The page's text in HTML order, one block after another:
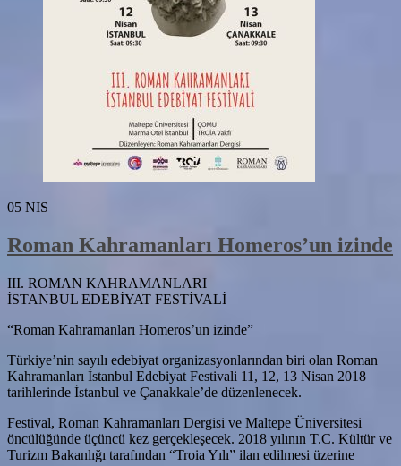
05 NIS
Roman Kahramanları Homeros’un izinde
III. ROMAN KAHRAMANLARI
İSTANBUL EDEBİYAT FESTİVALİ
“Roman Kahramanları Homeros’un izinde”
Türkiye’nin sayılı edebiyat organizasyonlarından biri olan Roman
Kahramanları İstanbul Edebiyat Festivali 11, 12, 13 Nisan 2018
tarihlerinde İstanbul ve Çanakkale’de düzenlenecek.
Festival, Roman Kahramanları Dergisi ve Maltepe Üniversitesi
öncülüğünde üçüncü kez gerçekleşecek. 2018 yılının T.C. Kültür ve
Turizm Bakanlığı tarafından “Troia Yılı” ilan edilmesi üzerine